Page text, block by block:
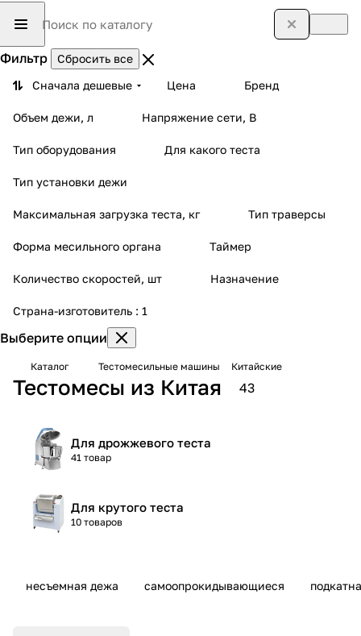
Фильтр
Сбросить все
Сначала дешевые
Цена Бренд
Объем дежи, л Напряжение сети, В
Тип оборудования Для какого теста
Тип установки дежи
Максимальная загрузка теста, кг Тип траверсы
Форма месильного органа Таймер
Количество скоростей, шт Назначение
Страна-изготовитель : 1
Выберите опции
Каталог Тестомесильные машины Китайские
Тестомесы из Китая 43
Для дрожжевого теста
41 товар
Для крутого теста
10 товаров
несъемная дежа самоопрокидывающиеся